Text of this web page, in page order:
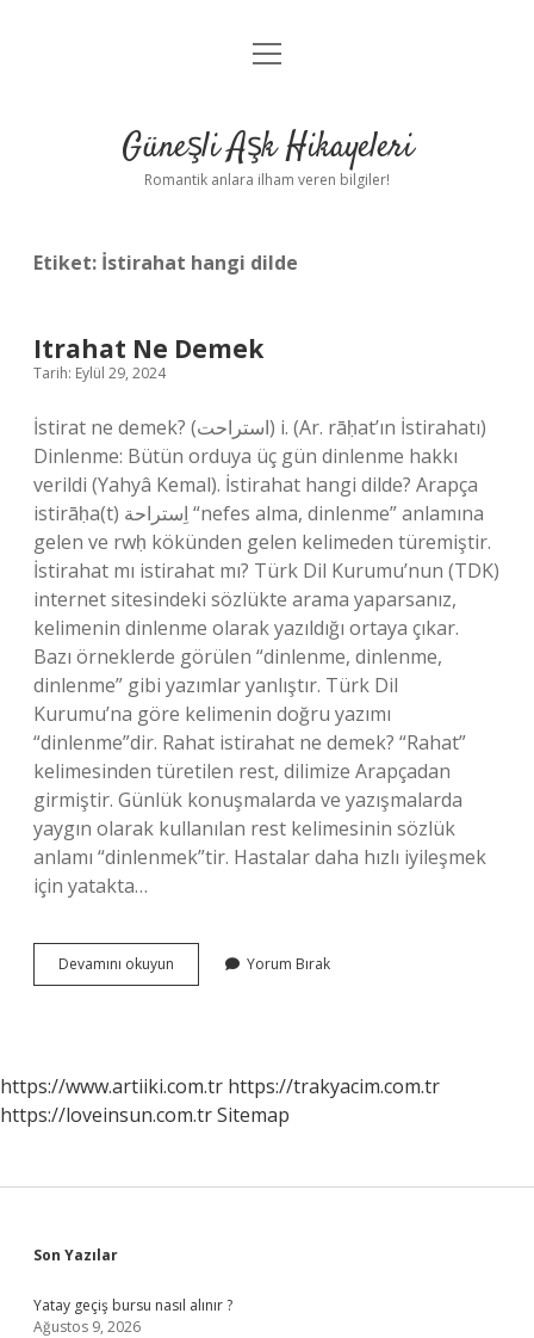
Anasayfa
Yasal Uyarı
menüyü
Güneşli Aşk Hikayeleri
Romantik anlara ilham veren bilgiler!
Etiket: İstirahat hangi dilde
Itrahat Ne Demek
Tarih: Eylül 29, 2024
İstirat ne demek? (ﺍﺳﺘﺮﺍﺣﺖ) i. (Ar. rāḥat’ın İstirahatı)
Dinlenme: Bütün orduya üç gün dinlenme hakkı
verildi (Yahyâ Kemal). İstirahat hangi dilde? Arapça
istirāḥa(t) اِستراحة “nefes alma, dinlenme” anlamına
gelen ve rwḥ kökünden gelen kelimeden türemiştir.
İstirahat mı istirahat mı? Türk Dil Kurumu’nun (TDK)
internet sitesindeki sözlükte arama yaparsanız,
kelimenin dinlenme olarak yazıldığı ortaya çıkar.
Bazı örneklerde görülen “dinlenme, dinlenme,
dinlenme” gibi yazımlar yanlıştır. Türk Dil
Kurumu’na göre kelimenin doğru yazımı
“dinlenme”dir. Rahat istirahat ne demek? “Rahat”
kelimesinden türetilen rest, dilimize Arapçadan
girmiştir. Günlük konuşmalarda ve yazışmalarda
yaygın olarak kullanılan rest kelimesinin sözlük
anlamı “dinlenmek”tir. Hastalar daha hızlı iyileşmek
için yatakta…
Devamını okuyun
Ne
Yorum Bırak
https://www.artiiki.com.tr https://trakyacim.com.tr
https://loveinsun.com.trSitemap
Sidebar
Son Yazılar
Yatay geçiş bursu nasıl alınır ?
Ağustos 9, 2026